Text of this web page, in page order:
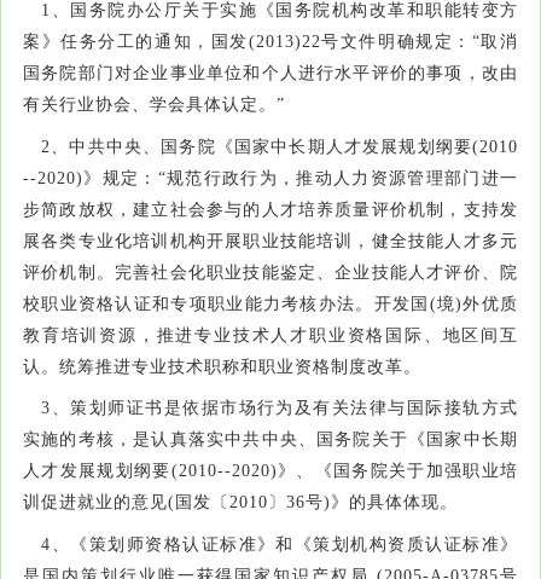
1、国务院办公厅关于实施《国务院机构改革和职能转变方
案》任务分工的通知，国发(2013)22号文件明确规定：“取消
国务院部门对企业事业单位和个人进行水平评价的事项，改由
有关行业协会、学会具体认定。”
2、中共中央、国务院《国家中长期人才发展规划纲要(2010
--2020)》规定：“规范行政行为，推动人力资源管理部门进一
步简政放权，建立社会参与的人才培养质量评价机制，支持发
展各类专业化培训机构开展职业技能培训，健全技能人才多元
评价机制。完善社会化职业技能鉴定、企业技能人才评价、院
校职业资格认证和专项职业能力考核办法。开发国(境)外优质
教育培训资源，推进专业技术人才职业资格国际、地区间互
认。统筹推进专业技术职称和职业资格制度改革。
3、策划师证书是依据市场行为及有关法律与国际接轨方式
实施的考核，是认真落实中共中央、国务院关于《国家中长期
人才发展规划纲要(2010--2020)》、《国务院关于加强职业培
训促进就业的意见(国发〔2010〕36号)》的具体体现。
4、《策划师资格认证标准》和《策划机构资质认证标准》
是国内策划行业唯一获得国家知识产权局 (2005-A-03785号